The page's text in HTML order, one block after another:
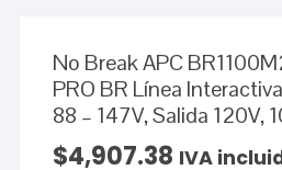
No Break APC
PRO BR Línea
88 – 147V, Salida 120V,
$4,907.38 IVA